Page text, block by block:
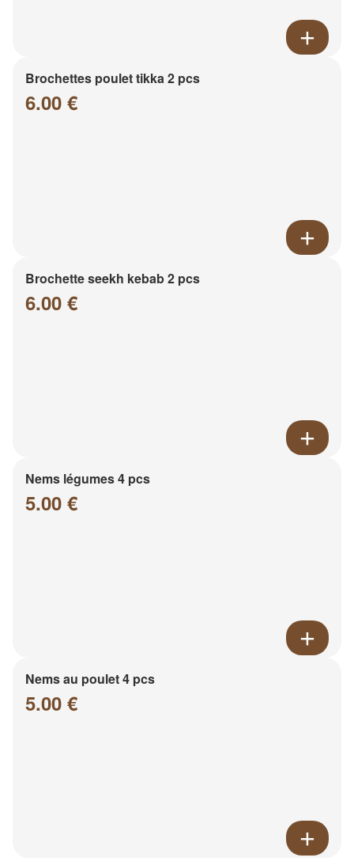
Brochettes poulet tikka 2 pcs
6.00 €
Brochette seekh kebab 2 pcs
6.00 €
Nems légumes 4 pcs
5.00 €
Nems au poulet 4 pcs
5.00 €